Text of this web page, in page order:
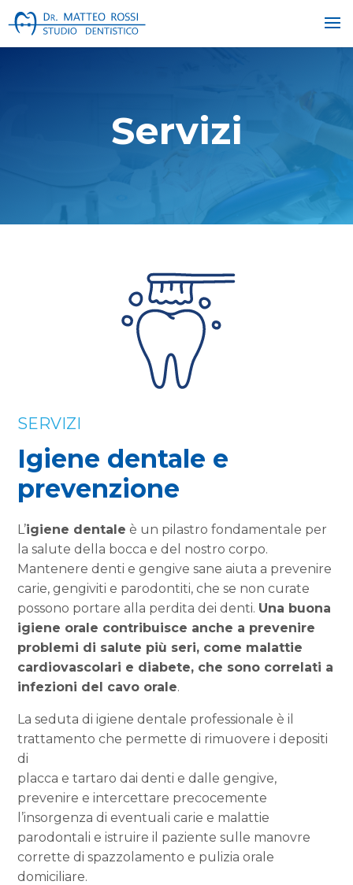
Servizi
SERVIZI
Igiene dentale e
prevenzione
L’igiene dentale è un pilastro fondamentale per
la salute della bocca e del nostro corpo.
Mantenere denti e gengive sane aiuta a prevenire
carie, gengiviti e parodontiti, che se non curate
possono portare alla perdita dei denti. Una buona
igiene orale contribuisce anche a prevenire
problemi di salute più seri, come malattie
cardiovascolari e diabete, che sono correlati a
infezioni del cavo orale.
La seduta di igiene dentale professionale è il
trattamento che permette di rimuovere i depositi
di
placca e tartaro dai denti e dalle gengive,
prevenire e intercettare precocemente
l’insorgenza di eventuali carie e malattie
parodontali e istruire il paziente sulle manovre
corrette di spazzolamento e pulizia orale
domiciliare.